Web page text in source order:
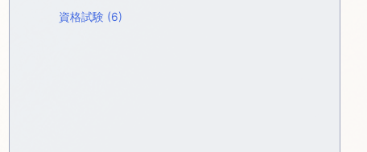
資格試験 (6)